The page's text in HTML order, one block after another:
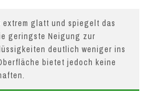
glatt und spiegelt das
geringste Neigung zur
deutlich weniger ins
bietet jedoch keine